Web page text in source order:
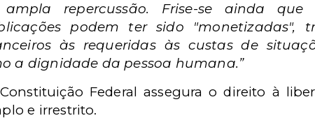
ampla repercussão. Frise-se ainda
podem ter sido "monetizadas",
às requeridas às custas de
a dignidade da pessoa humana.”
Federal assegura o direito à
e irrestrito.